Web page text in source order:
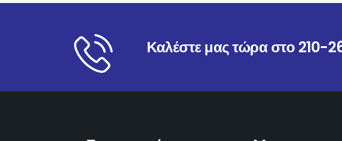
Καλέστε μας τώρα στο 210-